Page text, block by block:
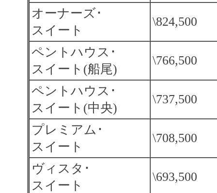
オーナーズ･
スイート
\824,500
ペントハウス･
スイート(船尾)
\766,500
ペントハウス･
スイート(中央)
\737,500
プレミアム･
スイート
\708,500
ヴィスタ･
スイート
\693,500